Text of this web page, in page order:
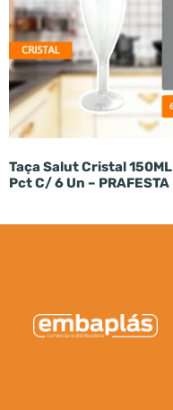
Taça Salut Cristal 150ML
Pct C/ 6 Un – PRAFESTA